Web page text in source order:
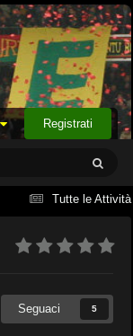
Registrati
Tutte le Attività
Seguaci 5